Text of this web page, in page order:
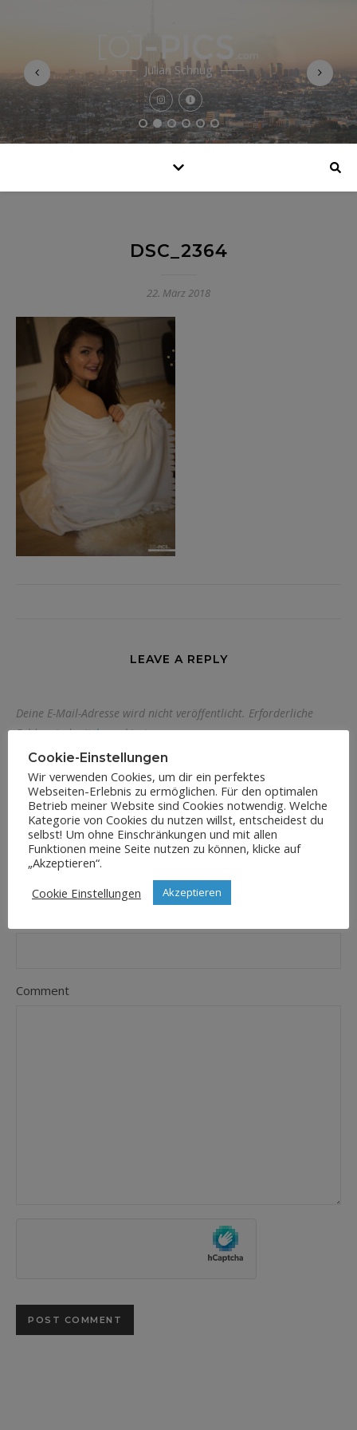
Julian Schnug
DSC_2364
22. März 2018
LEAVE A REPLY
Deine E-Mail-Adresse wird nicht veröffentlicht. Erforderliche
Felder sind mit*markiert
Name*
E-Mail-Adresse*
Comment
Cookie-Einstellungen
Wir verwenden Cookies, um dir ein perfektes
Webseiten-Erlebnis zu ermöglichen. Für den optimalen
Betrieb meiner Website sind Cookies notwendig. Welche
Kategorie von Cookies du nutzen willst, entscheidest du
selbst! Um ohne Einschränkungen und mit allen
Funktionen meine Seite nutzen zu können, klicke auf
„Akzeptieren“.
Cookie Einstellungen
Akzeptieren